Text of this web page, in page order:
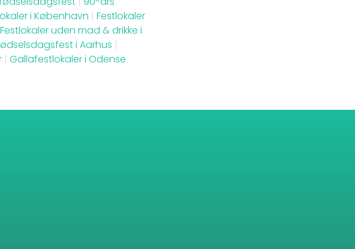
i København | Festlokaler
Festlokaler uden mad & drikke i
i Aarhus |
| Gallafestlokaler i Odense